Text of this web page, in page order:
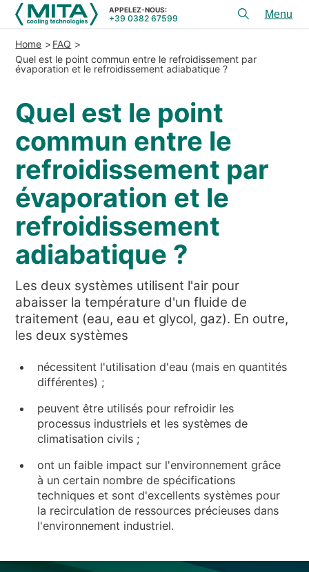
REFERENCES
NOUVELLES ET ÉVÉNEMENTS
QUI SOMMES-NOUS
DÉVELOPPEMENT DURABLE
ARTICLES TECHNIQUES
AIRE RÉSERVÉE
EN IT
APPELEZ-NOUS:
+39 0382 67599
menu
PRODUITS
CONSEIL ET SERVICES
SERVICE
RESSOURCES
CONTACTS
APPELEZ-NOUS: +39 0382 67599
Home
FAQ
Quel est le point commun entre le refroidissement par
évaporation et le refroidissement adiabatique ?
Quel est le point
commun entre le
refroidissement par
évaporation et le
refroidissement
adiabatique ?
Les deux systèmes utilisent l'air pour
abaisser la température d'un fluide de
traitement (eau, eau et glycol, gaz). En outre,
les deux systèmes
nécessitent l'utilisation d'eau (mais en quantités
différentes) ;
peuvent être utilisés pour refroidir les
processus industriels et les systèmes de
climatisation civils ;
ont un faible impact sur l'environnement grâce
à un certain nombre de spécifications
techniques et sont d'excellents systèmes pour
la recirculation de ressources précieuses dans
l'environnement industriel.